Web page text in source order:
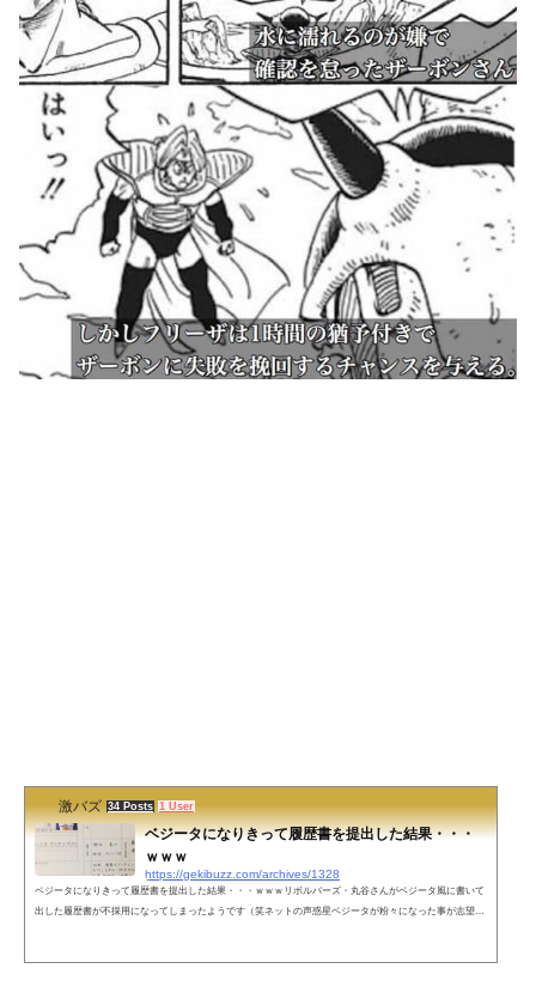
激バズ 34 Posts 1 User
ベジータになりきって履歴書を提出した結果・・・
ｗｗｗ
https://gekibuzz.com/archives/1328
ベジータになりきって履歴書を提出した結果・・・ｗｗｗリボルバーズ・丸谷さんがベジータ風に書いて
出した履歴書が不採用になってしまったようです（笑ネットの声惑星ベジータが粉々になった事が志望動